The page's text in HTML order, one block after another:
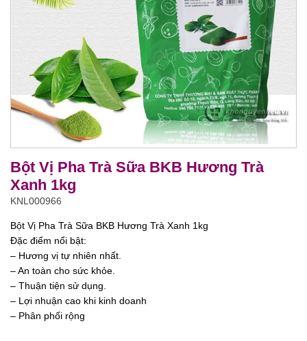
Bột Vị Pha Trà Sữa BKB Hương Trà
Xanh 1kg
KNL000966
Bột Vị Pha Trà Sữa BKB Hương Trà Xanh 1kg
Đặc điểm nổi bật:
– Hương vị tự nhiên nhất.
– An toàn cho sức khỏe.
– Thuận tiện sử dụng.
– Lợi nhuận cao khi kinh doanh
– Phân phối rộng